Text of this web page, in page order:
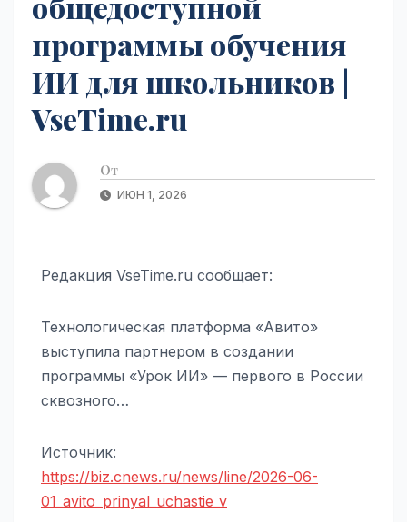
программы обучения
ИИ для школьников |
VseTime.ru
От
ИЮН 1, 2026
Редакция VseTime.ru сообщает:
Технологическая платформа «Авито»
выступила партнером в создании
программы «Урок ИИ» — первого в России
сквозного…
Источник:
https://biz.cnews.ru/news/line/2026-06-
01_avito_prinyal_uchastie_v